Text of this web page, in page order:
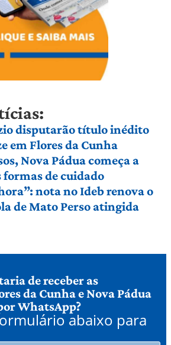
disputarão título inédito
em Flores da Cunha
Nova Pádua começa a
de cuidado
nota no Ideb renova o
de Mato Perso atingida
de receber as
da Cunha e Nova Pádua
WhatsApp?
abaixo para